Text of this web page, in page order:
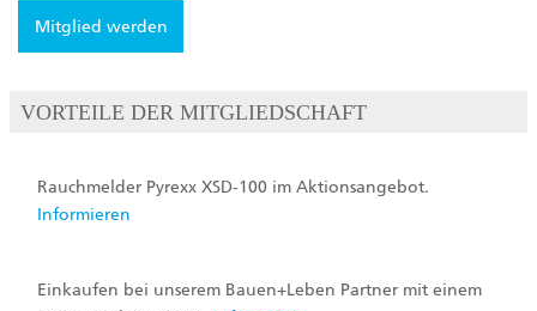
Mitglied werden
VORTEILE DER MITGLIEDSCHAFT
Rauchmelder Pyrexx XSD-100 im Aktionsangebot.
Informieren
Einkaufen bei unserem Bauen+Leben Partner mit einem